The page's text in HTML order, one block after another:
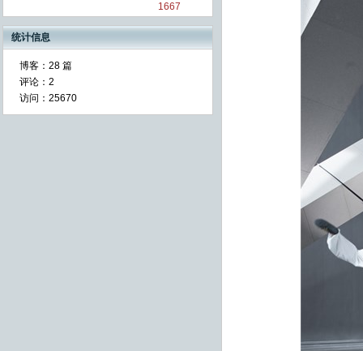
1667
统计信息
博客： 28 篇
评论： 2
访问： 25670